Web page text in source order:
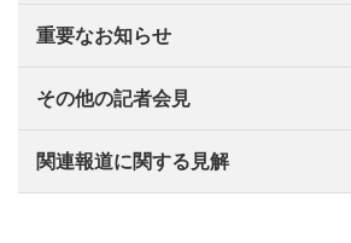
重要なお知らせ
その他の記者会見
関連報道に関する見解